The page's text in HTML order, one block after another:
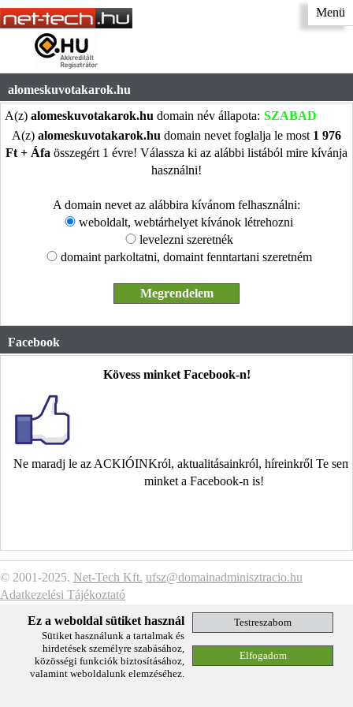
Menü
alomeskuvotakarok.hu
A(z) alomeskuvotakarok.hu domain név állapota: SZABAD
A(z) alomeskuvotakarok.hu domain nevet foglalja le most 1 976
Ft + Áfa összegért 1 évre! Válassza ki az alábbi listából mire kívánja
használni!
A domain nevet az alábbira kívánom felhasználni:
weboldalt, webtárhelyet kívánok létrehozni
levelezni szeretnék
domaint parkoltatni, domaint fenntartani szeretném
Facebook
Kövess minket Facebook-n!
Ne maradj le az ACKIÓINKról, aktualitásainkról, híreinkről Te
minket a Facebook-n is!
© 2001-2025. Net-Tech Kft. ufsz@domainadminisztracio.hu
Adatkezelési Tájékoztató
Ez a weboldal sütiket használ
Sütiket használunk a tartalmak és
hirdetések személyre szabásához,
közösségi funkciók biztosításához,
valamint weboldalunk elemzéséhez.